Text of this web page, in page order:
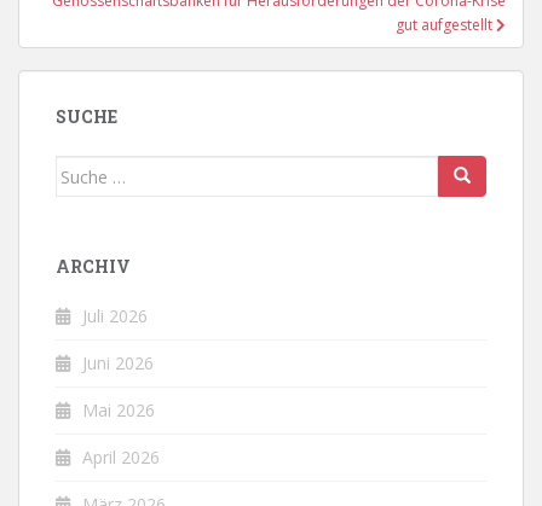
gut aufgestellt
SUCHE
Suche
ARCHIV
Juli 2026
Juni 2026
Mai 2026
April 2026